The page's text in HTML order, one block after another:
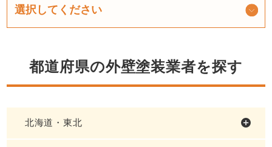
都道府県の外壁塗装業者を探す
北海道・東北